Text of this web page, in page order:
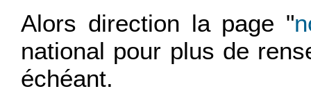
Alors direction la page "
national pour plus de
échéant.